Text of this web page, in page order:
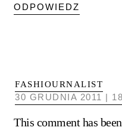
ODPOWIEDZ
FASHIOURNALIST
30 GRUDNIA 2011 |
This comment has